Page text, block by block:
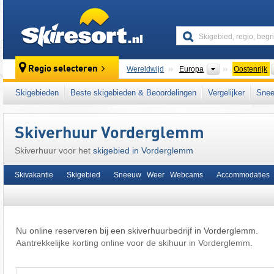
Regio selecteren Wereldwijd Europa Continenten
Oostenrijk
Deze plaats ligt ook in: Zell am See
oostelijk deel van de
Skigebieden Beste skigebieden & Beoordelingen Vergelijker
Skiverhuur Vorderglemm
Skiverhuur voor het skigebied in Vorderglemm
Skivakantie Skigebied Sneeuw Weer Webcams Accommodaties
Nu online reserveren bij een skiverhuurbedrijf in Vorderglemm.
Aantrekkelijke korting online voor de skihuur in Vorderglemm.